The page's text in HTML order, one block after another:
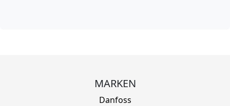
MARKEN
Danfoss